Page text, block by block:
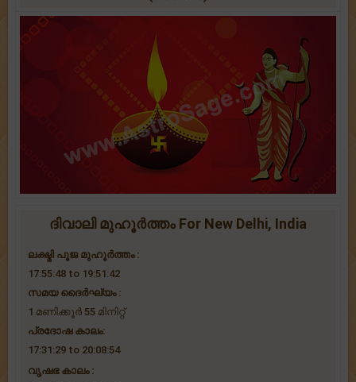
ദിവാലി മുഹൂർത്തം For New Delhi, India
ലക്ഷ്മി പൂജ മുഹൂർത്തം :
17:55:48 to 19:51:42
സമയ ദൈര്‍ഘ്യം :
1 മണിക്കൂർ 55 ‌മിനിറ്റ്
പ്രദോഷ കാലം:
17:31:29 to 20:08:54
വൃഷഭ കാലം :